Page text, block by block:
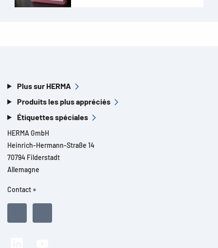
Plus sur HERMA
Produits les plus appréciés
Étiquettes spéciales
HERMA GmbH
Heinrich-Hermann-Straße 14
70794 Filderstadt
Allemagne
Contact »